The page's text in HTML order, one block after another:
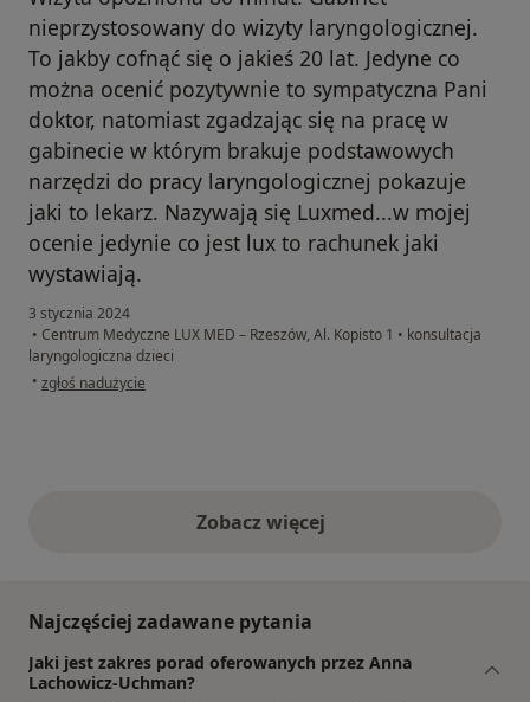
nieprzystosowany do wizyty laryngologicznej.
To jakby cofnąć się o jakieś 20 lat. Jedyne co
można ocenić pozytywnie to sympatyczna Pani
doktor, natomiast zgadzając się na pracę w
gabinecie w którym brakuje podstawowych
narzędzi do pracy laryngologicznej pokazuje
jaki to lekarz. Nazywają się Luxmed...w mojej
ocenie jedynie co jest lux to rachunek jaki
wystawiają.
3 stycznia 2024
• Centrum Medyczne LUX MED – Rzeszów, Al. Kopisto 1 • konsultacja
laryngologiczna dzieci
• w opinii użytkownika Wojtek
zgłoś nadużycie
Zobacz więcejopinie powyżej
Najczęściej zadawane pytania
Jaki jest zakres porad oferowanych przez Anna
Lachowicz-Uchman?